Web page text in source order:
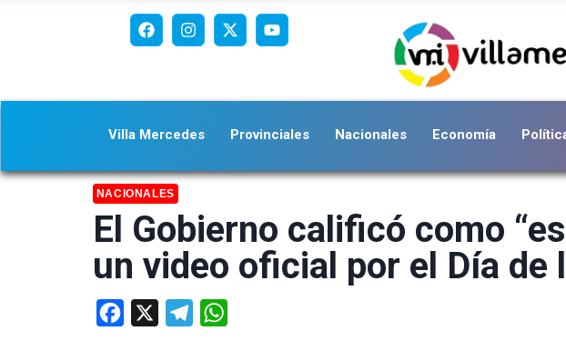
Villa Mercedes Provinciales Nacionales Economía
NACIONALES
El Gobierno calificó como
un video oficial por el Día de
Facebook Telegram